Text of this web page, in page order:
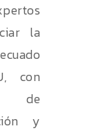
la
con
de
y